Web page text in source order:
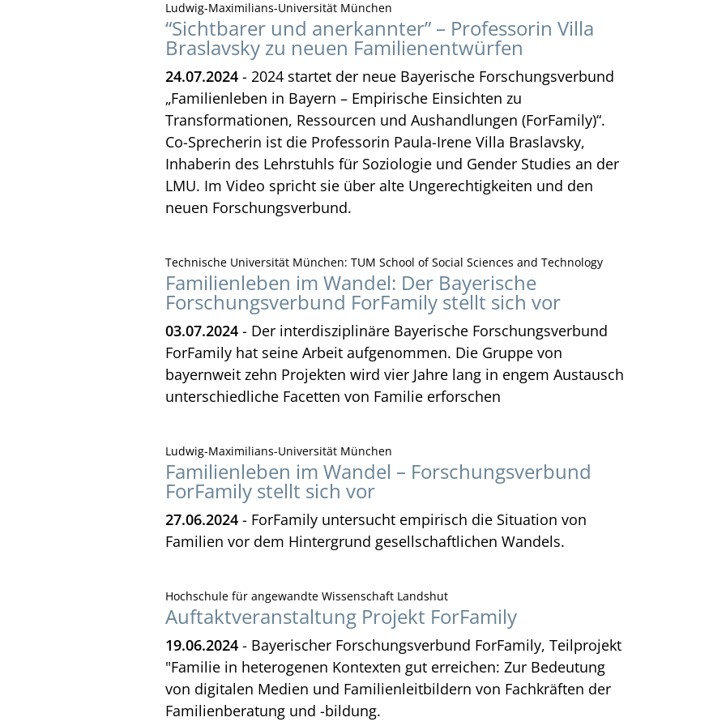
Ludwig-Maximilians-Universität München
“Sichtbarer und anerkannter” – Professorin Villa
Braslavsky zu neuen Familienentwürfen
24.07.2024 - 2024 startet der neue Bayerische Forschungsverbund
„Familienleben in Bayern – Empirische Einsichten zu
Transformationen, Ressourcen und Aushandlungen (ForFamily)“.
Co-Sprecherin ist die Professorin Paula-Irene Villa Braslavsky,
Inhaberin des Lehrstuhls für Soziologie und Gender Studies an der
LMU. Im Video spricht sie über alte Ungerechtigkeiten und den
neuen Forschungsverbund.
Technische Universität München: TUM School of Social Sciences and Technology
Familienleben im Wandel: Der Bayerische
Forschungsverbund ForFamily stellt sich vor
03.07.2024 - Der interdisziplinäre Bayerische Forschungsverbund
ForFamily hat seine Arbeit aufgenommen. Die Gruppe von
bayernweit zehn Projekten wird vier Jahre lang in engem Austausch
unterschiedliche Facetten von Familie erforschen
Ludwig-Maximilians-Universität München
Familienleben im Wandel – Forschungsverbund
ForFamily stellt sich vor
27.06.2024 - ForFamily untersucht empirisch die Situation von
Familien vor dem Hintergrund gesellschaftlichen Wandels.
Hochschule für angewandte Wissenschaft Landshut
Auftaktveranstaltung Projekt ForFamily
19.06.2024 - Bayerischer Forschungsverbund ForFamily, Teilprojekt
"Familie in heterogenen Kontexten gut erreichen: Zur Bedeutung
von digitalen Medien und Familienleitbildern von Fachkräften der
Familienberatung und -bildung.